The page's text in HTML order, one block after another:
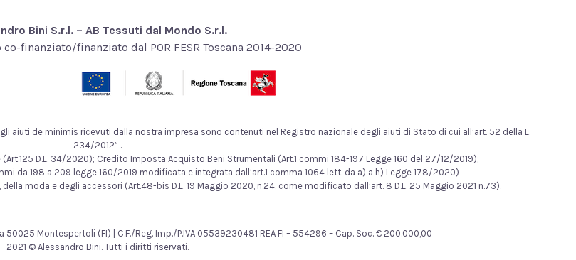
Bini S.r.l. – AB Tessuti dal Mondo S.r.l.
finanziato/finanziato dal POR FESR Toscana 2014-2020
aiuti de minimis ricevuti dalla nostra impresa sono contenuti nel Registro nazionale degli aiuti di Stato di cui all’art. 52 della L.
234/2012” .
D.L. 34/2020); Credito Imposta Acquisto Beni Strumentali (Art.1 commi 184-197 Legge 160 del 27/12/2019);
da 198 a 209 legge 160/2019 modificata e integrata dall’art.1 comma 1064 lett. da a) a h) Legge 178/2020)
moda e degli accessori (Art.48-bis D.L. 19 Maggio 2020, n.24, come modificato dall’art. 8 D.L. 25 Maggio 2021 n.73).
50025 Montespertoli (FI) | C.F./Reg. Imp./P.IVA 05539230481 REA FI – 554296 – Cap. Soc. € 200.000,00
2021 © Alessandro Bini. Tutti i diritti riservati.